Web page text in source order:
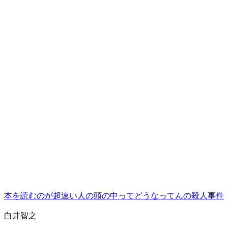
本を読むのが超速い人の頭の中ってどうなってんの殺人事件
白井智之